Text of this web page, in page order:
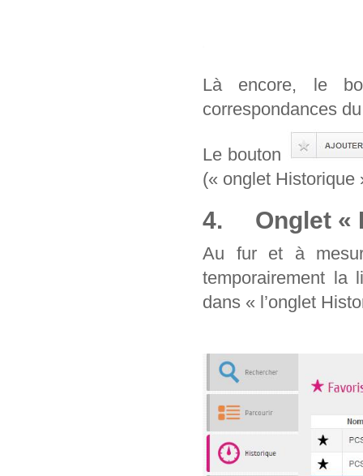
Là encore, le
correspondances
Le bouton
(« onglet Historique
4. Onglet «
Au fur et à
temporairement la
dans « l’onglet